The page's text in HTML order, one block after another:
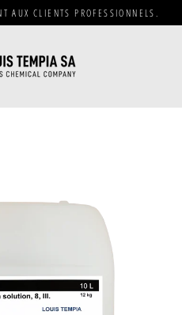
AUX CLIENTS PROFESSIONNELS.